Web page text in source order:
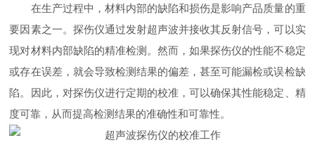
在生产过程中，材料内部的缺陷和损伤是影响产品质量的重
要因素之一。探伤仪通过发射超声波并接收其反射信号，可以实
现对材料内部缺陷的精准检测。然而，如果探伤仪的性能不稳定
或存在误差，就会导致检测结果的偏差，甚至可能漏检或误检缺
陷。因此，对探伤仪进行定期的校准，可以确保其性能稳定、精
度可靠，从而提高检测结果的准确性和可靠性。